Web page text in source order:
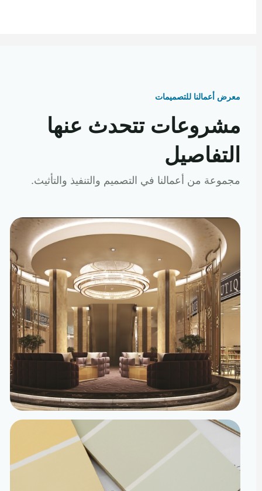
معرض أعمالنا للتصميمات
مشروعات تتحدث عنها
التفاصيل
مجموعة من أعمالنا في التصميم والتنفيذ والتأثيث.
تصميم داخلي
مساحات مصممة لتعيش تفاصيلها